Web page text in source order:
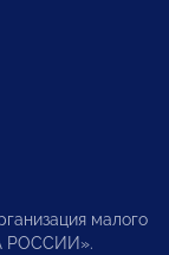
малого
РОССИИ».